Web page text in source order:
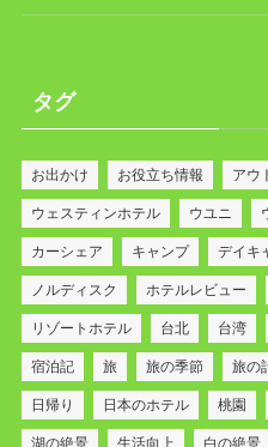
タグ
お出かけ お役立ち情報 アウ
ウェスティンホテル ウユニ
カーシェア キャンプ デイキ
ノルディスク ホテルレビュー
リゾートホテル 台北 台湾
宿泊記 旅 旅の季節 旅の
日帰り 日本のホテル 桃園